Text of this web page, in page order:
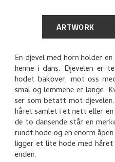
ARTWORK
GENERAL
TECHNICAL
PROVENANCE
RELATED
EXPLORE
En djevel med horn holder
henne i dans. Djevelen er
hodet bakover, mot oss
smal og lemmene er lange.
ser som betatt mot
håret samlet i et nett eller
de to dansende står en
rundt hode og en enorm
ligger et lite hode med
enden.